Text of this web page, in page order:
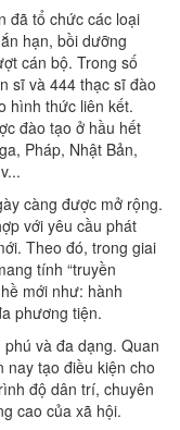
đã tổ chức các loại
hạn, bồi dưỡng
cán bộ. Trong số
sĩ và 444 thạc sĩ đào
hình thức liên kết.
đào tạo ở hầu hết
Pháp, Nhật Bản,
càng được mở rộng.
với yêu cầu phát
Theo đó, trong giai
tính “truyền
mới như: hành
phương tiện.
và đa dạng. Quan
tạo điều kiện cho
độ dân trí, chuyên
cao của xã hội.